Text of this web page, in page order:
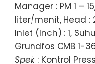
Manager : PM 1 –
liter/menit, Head :
Inlet (Inch) : 1,
Grundfos CMB 1-36
Spek : Kontrol